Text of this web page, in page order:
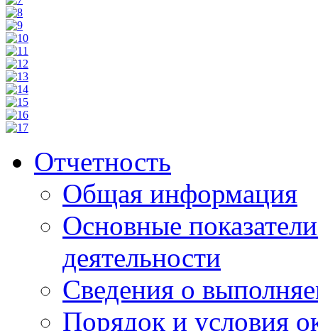
Отчетность
Общая информация
Основные
деятельности
Сведения о
Порядок и условия